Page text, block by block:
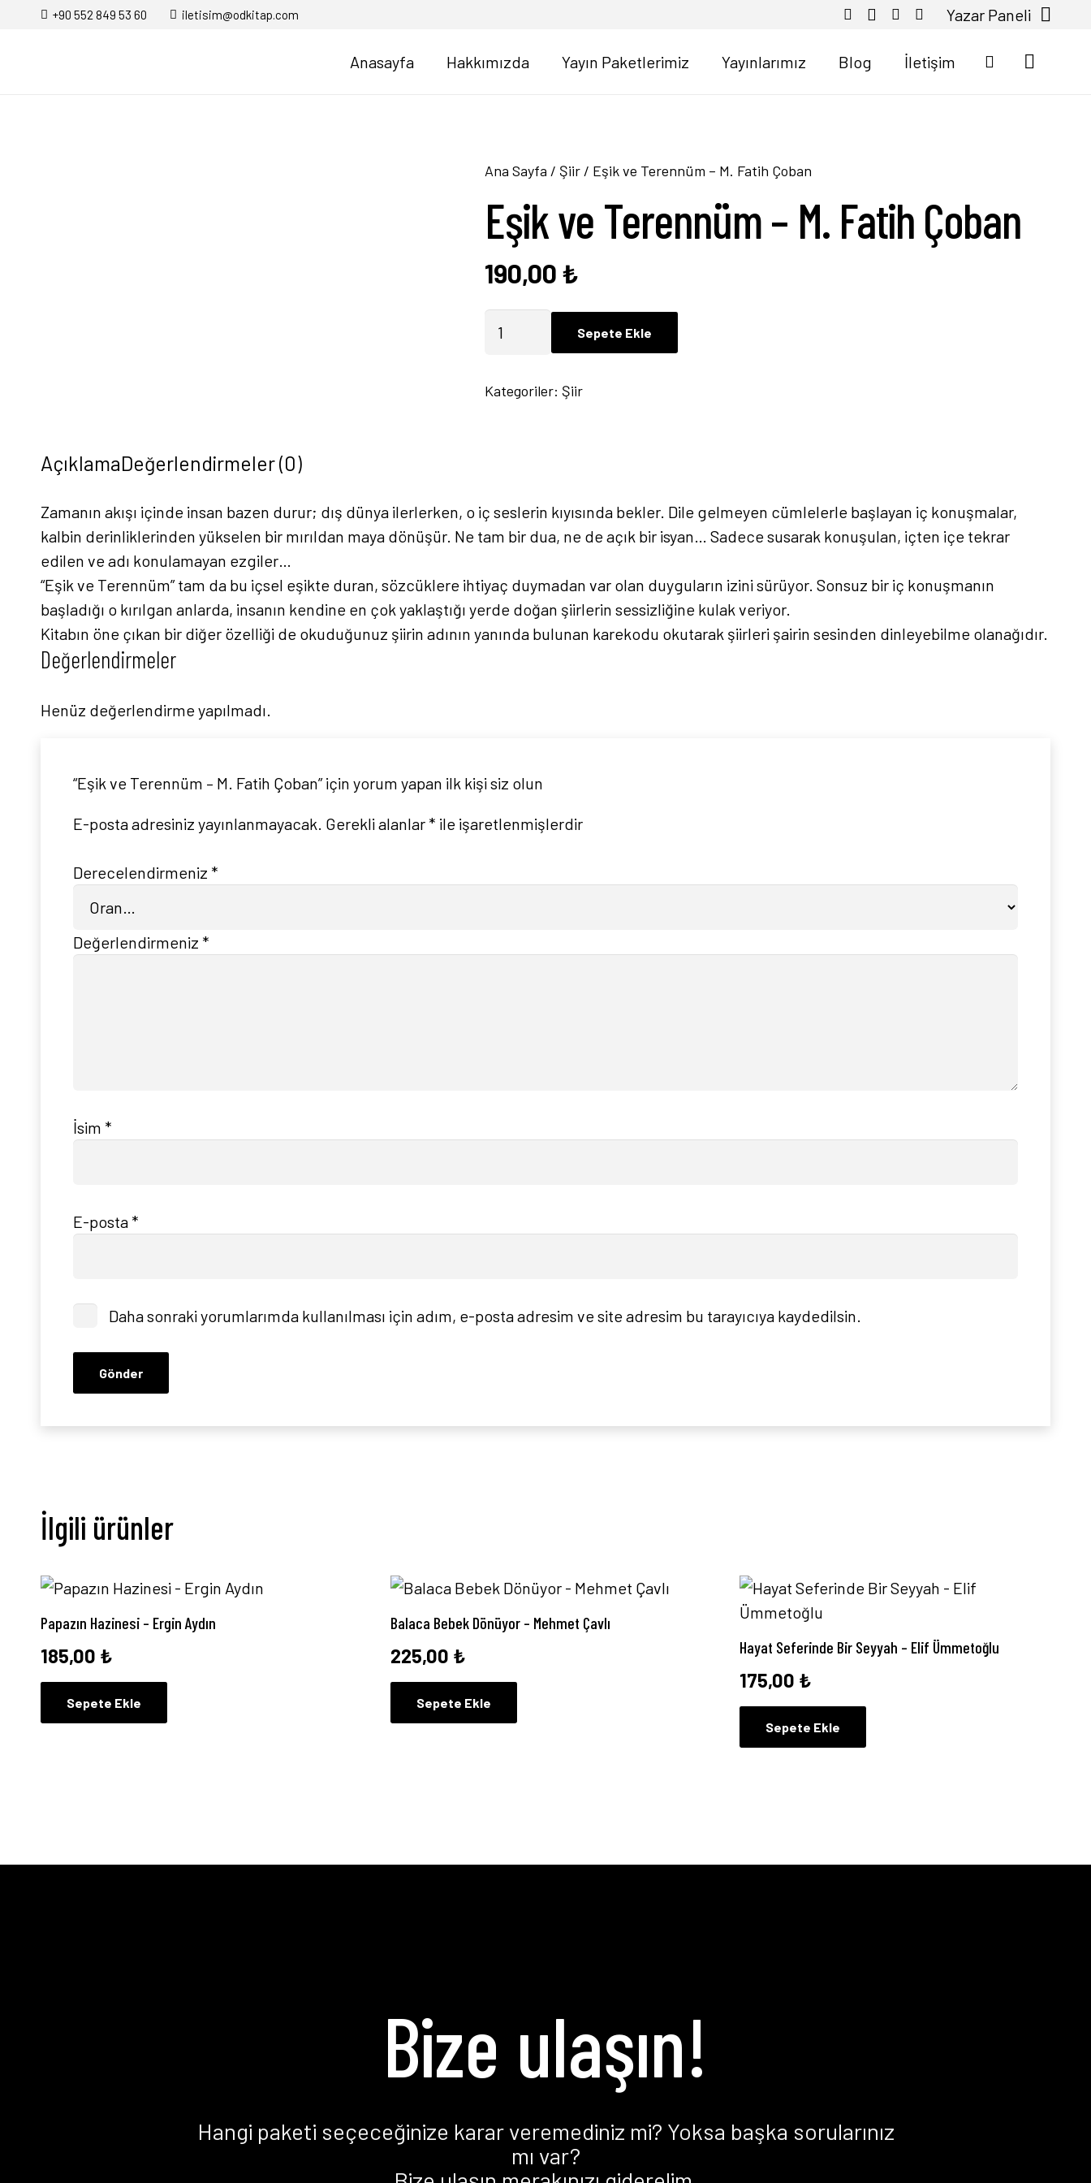
+90 552 849 53 60 iletisim@odkitap.com Yazar Paneli
Anasayfa Hakkımızda Yayın Paketlerimiz Yayınlarımız Blog İletişim
Ana Sayfa / Şiir / Eşik ve Terennüm – M. Fatih Çoban
Eşik ve Terennüm – M. Fatih Çoban
190,00 ₺
ve
-
Sepete Ekle
Kategoriler: Şiir
AçıklamaDeğerlendirmeler (0)
Zamanın akışı içinde insan bazen durur; dış dünya ilerlerken, o iç seslerin kıyısında bekler. Dile gelmeyen cümlelerle başlayan iç konuşmalar,
kalbin derinliklerinden yükselen bir mırıldan maya dönüşür. Ne tam bir dua, ne de açık bir isyan… Sadece susarak konuşulan, içten içe tekrar
edilen ve adı konulamayan ezgiler…
“Eşik ve Terennüm” tam da bu içsel eşikte duran, sözcüklere ihtiyaç duymadan var olan duyguların izini sürüyor. Sonsuz bir iç konuşmanın
başladığı o kırılgan anlarda, insanın kendine en çok yaklaştığı yerde doğan şiirlerin sessizliğine kulak veriyor.
Kitabın öne çıkan bir diğer özelliği de okuduğunuz şiirin adının yanında bulunan karekodu okutarak şiirleri şairin sesinden dinleyebilme olanağıdır.
Değerlendirmeler
Henüz değerlendirme yapılmadı.
“Eşik ve Terennüm – M. Fatih Çoban” için yorum yapan ilk kişi siz olun
E-posta adresiniz yayınlanmayacak. Gerekli alanlar * ile işaretlenmişlerdir
Derecelendirmeniz *
Değerlendirmeniz *
İsim *
E-posta *
Daha sonraki yorumlarımda kullanılması için adım, e-posta adresim ve site adresim bu tarayıcıya kaydedilsin.
İlgili ürünler
Papazın Hazinesi – Ergin Aydın
185,00 ₺
Sepete Ekle
Balaca Bebek Dönüyor – Mehmet Çavlı
225,00 ₺
Sepete Ekle
Hayat Seferinde Bir Seyyah – Elif Ümmetoğlu
175,00 ₺
Sepete Ekle
Bize ulaşın!
Hangi paketi seçeceğinize karar veremediniz mi? Yoksa başka sorularınız
mı var?